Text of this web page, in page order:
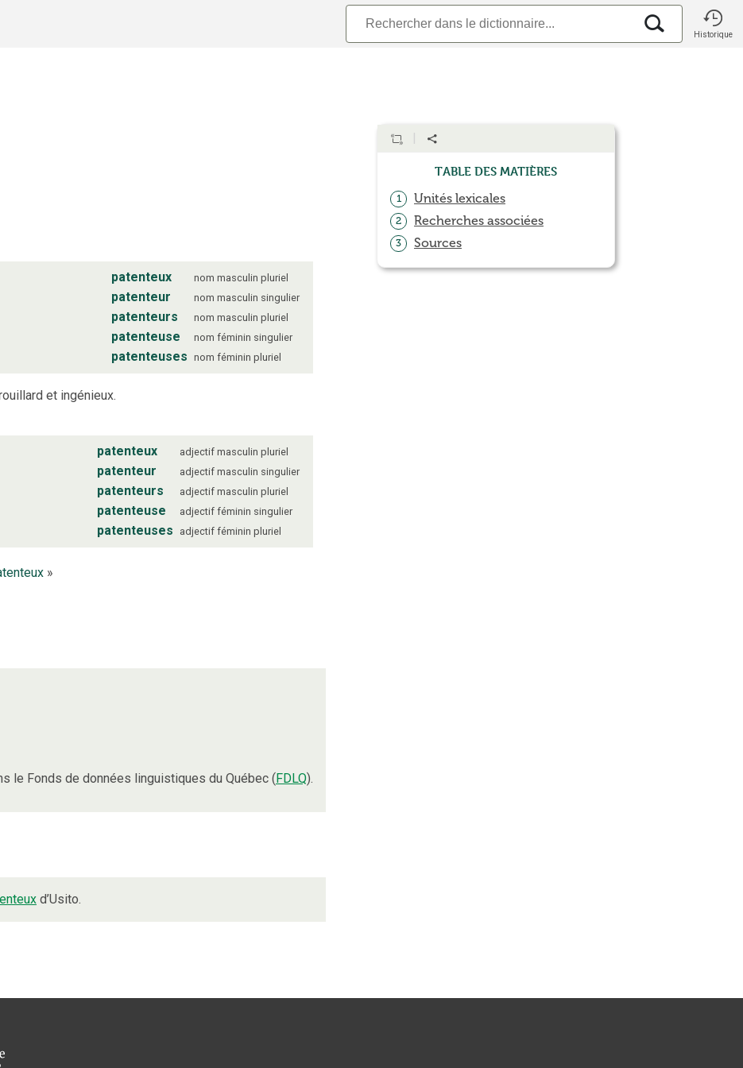
Historique
patenteux nom masculin pluriel
patenteur nom masculin singulier
patenteurs nom masculin pluriel
patenteuse nom féminin singulier
patenteuses nom féminin pluriel
et ingénieux.
patenteux adjectif masculin pluriel
patenteur adjectif masculin singulier
patenteurs adjectif masculin pluriel
patenteuse adjectif féminin singulier
patenteuses adjectif féminin pluriel
»
le Fonds de données linguistiques du Québec (FDLQ).
d’Usito.
Table des matières
1 Unités lexicales
2 Recherches associées
3 Sources